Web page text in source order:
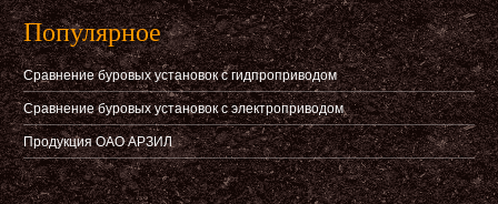
Популярное
Сравнение буровых установок с гидпроприводом
Сравнение буровых установок с электроприводом
Продукция ОАО АРЗИЛ